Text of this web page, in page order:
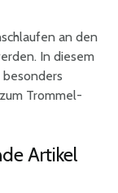
an den
In diesem
besonders
Trommel-
Artikel